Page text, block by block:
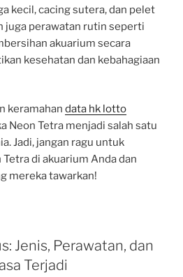
kecil, cacing sutera, dan pelet
juga perawatan rutin seperti
akuarium secara
kesehatan dan kebahagiaan
keramahan data hk lotto
Neon Tetra menjadi salah satu
Jadi, jangan ragu untuk
di akuarium Anda dan
mereka tawarkan!
Jenis, Perawatan, dan
Terjadi